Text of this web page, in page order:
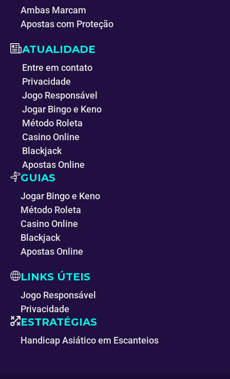
Ambas Marcam
Apostas com Proteção
ATUALIDADE
Entre em contato
Privacidade
Jogo Responsável
Jogar Bingo e Keno
Método Roleta
Casino Online
Blackjack
Apostas Online
GUIAS
Jogar Bingo e Keno
Método Roleta
Casino Online
Blackjack
Apostas Online
LINKS ÚTEIS
Jogo Responsável
Privacidade
ESTRATÉGIAS
Handicap Asiático em Escanteios